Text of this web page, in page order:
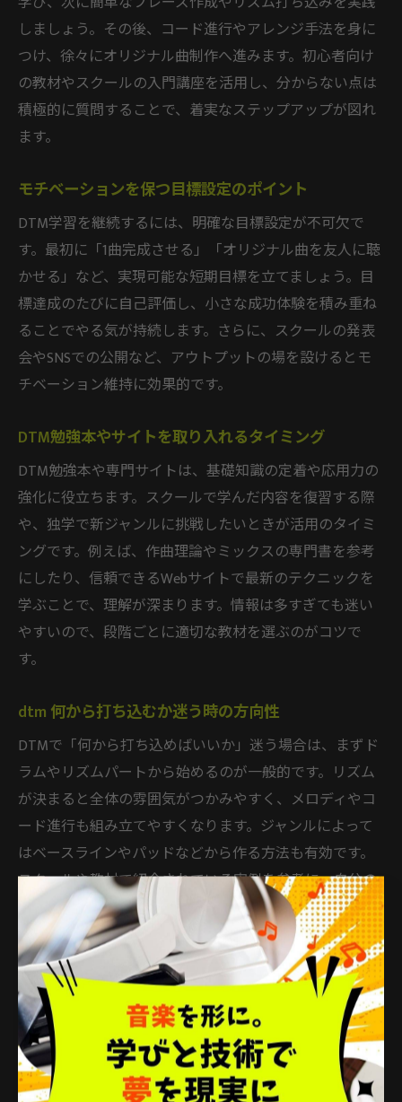
しましょう。その後、コード進行やアレンジ手法を身に
つけ、徐々にオリジナル曲制作へ進みます。初心者向け
の教材やスクールの入門講座を活用し、分からない点は
積極的に質問することで、着実なステップアップが図れ
ます。
モチベーションを保つ目標設定のポイント
DTM学習を継続するには、明確な目標設定が不可欠で
す。最初に「1曲完成させる」「オリジナル曲を友人に聴
かせる」など、実現可能な短期目標を立てましょう。目
標達成のたびに自己評価し、小さな成功体験を積み重ね
ることでやる気が持続します。さらに、スクールの発表
会やSNSでの公開など、アウトプットの場を設けるとモ
チベーション維持に効果的です。
DTM勉強本やサイトを取り入れるタイミング
DTM勉強本や専門サイトは、基礎知識の定着や応用力の
強化に役立ちます。スクールで学んだ内容を復習する際
や、独学で新ジャンルに挑戦したいときが活用のタイミ
ングです。例えば、作曲理論やミックスの専門書を参考
にしたり、信頼できるWebサイトで最新のテクニックを
学ぶことで、理解が深まります。情報は多すぎても迷い
やすいので、段階ごとに適切な教材を選ぶのがコツで
す。
dtm 何から打ち込むか迷う時の方向性
DTMで「何から打ち込めばいいか」迷う場合は、まずド
ラムやリズムパートから始めるのが一般的です。リズム
が決まると全体の雰囲気がつかみやすく、メロディやコ
ード進行も組み立てやすくなります。ジャンルによって
はベースラインやパッドなどから作る方法も有効です。
スクールや教材で紹介されている実例を参考に、自分の
得意なパートから着手するのも良いでしょう。
効率的な学習で作曲力を着実に伸ばすコツ
作曲力を伸ばすには、効率的な練習法が不可欠です。代
表的な方法として、毎日短時間でも曲作りを習慣化し、
完成までのプロセスを繰り返すことが挙げられます。ま
た、他人の楽曲を分析して構成やアレンジを研究するこ